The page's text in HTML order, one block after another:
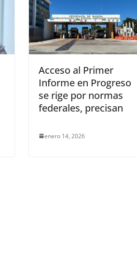
Acceso al Primer
Informe en Progreso
se rige por normas
federales, precisan
enero 14, 2026